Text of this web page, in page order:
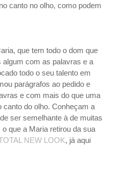
canto no olho, como podem
que tem todo o dom que
algum com as palavras e a
todo o seu talento em
parágrafos ao pedido e
e com mais do que uma
canto do olho. Conheçam a
ser semelhante à de muitas
que a Maria retirou da sua
NEW LOOK, já aqui